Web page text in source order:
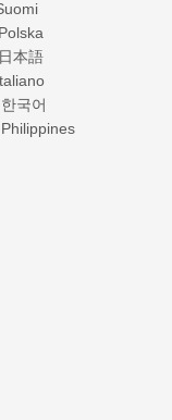
本語
국어